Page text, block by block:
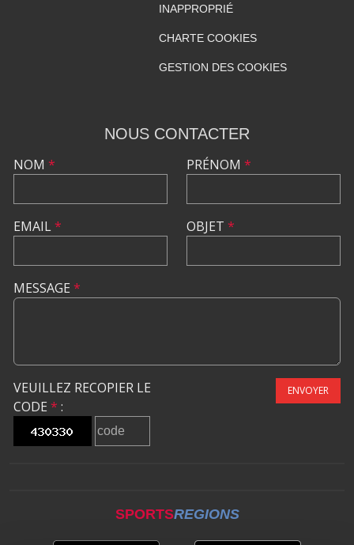
INAPPROPRIÉ
CHARTE COOKIES
GESTION DES COOKIES
NOUS CONTACTER
NOM *
EMAIL*
PRÉNOM *
OBJET *
MESSAGE *
VEUILLEZ RECOPIER LE
CODE * :
ENVOYER
SPORTSREGIONS